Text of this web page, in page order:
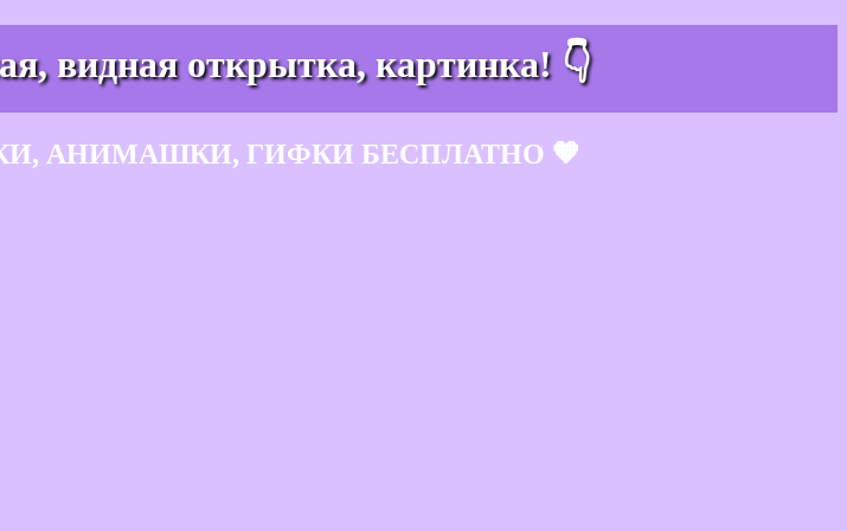
видная открытка, картинка! 👇
АНИМАШКИ, ГИФКИ БЕСПЛАТНО 🧡